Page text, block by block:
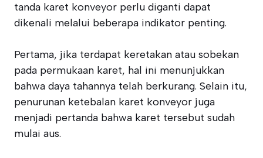
tanda karet konveyor perlu diganti dapat
dikenali melalui beberapa indikator penting.
Pertama, jika terdapat keretakan atau sobekan
pada permukaan karet, hal ini menunjukkan
bahwa daya tahannya telah berkurang. Selain itu,
penurunan ketebalan karet konveyor juga
menjadi pertanda bahwa karet tersebut sudah
mulai aus.